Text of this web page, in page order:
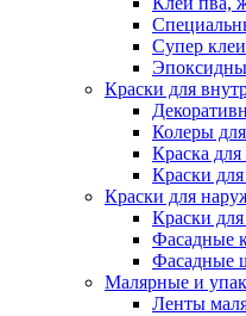
Супер клеи
Краски для
Колеры
Краска для
Краски
Краски для
Краски
Фасадные
Фасадные
Малярные и
Ленты